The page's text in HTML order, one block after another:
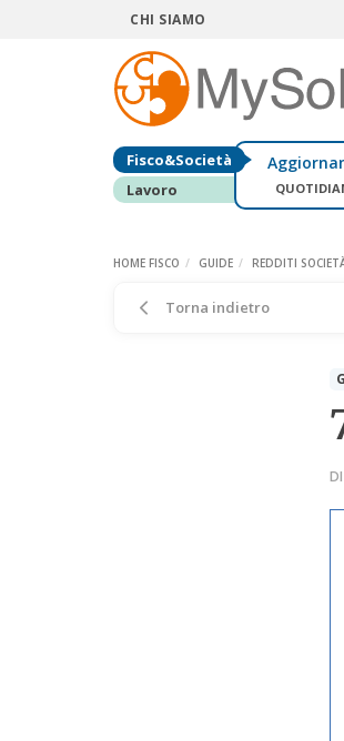
CHI SIAMO
Fisco&Società
Lavoro
HOME FISCO GUIDE REDDITI
Torna indietro